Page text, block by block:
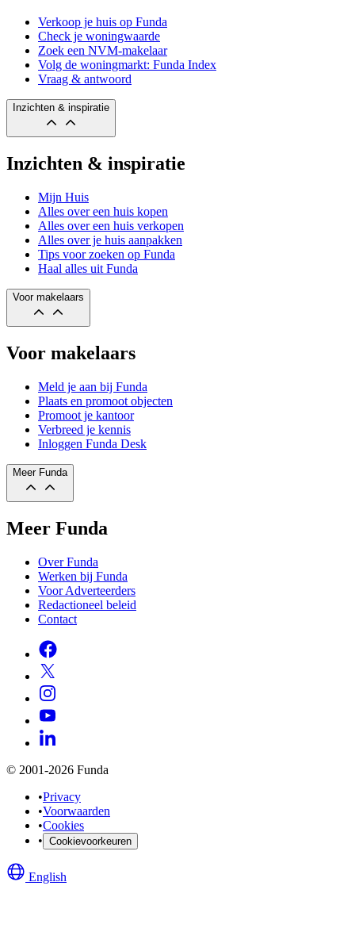
Verkoop je huis op Funda
Check je woningwaarde
Zoek een NVM-makelaar
Volg de woningmarkt: Funda Index
Vraag & antwoord
Inzichten & inspiratie
Inzichten & inspiratie
Mijn Huis
Alles over een huis kopen
Alles over een huis verkopen
Alles over je huis aanpakken
Tips voor zoeken op Funda
Haal alles uit Funda
Voor makelaars
Voor makelaars
Meld je aan bij Funda
Plaats en promoot objecten
Promoot je kantoor
Verbreed je kennis
Inloggen Funda Desk
Meer Funda
Meer Funda
Over Funda
Werken bij Funda
Voor Adverteerders
Redactioneel beleid
Contact
© 2001-2026 Funda
•Privacy
•Voorwaarden
•Cookies
• Cookievoorkeuren
English